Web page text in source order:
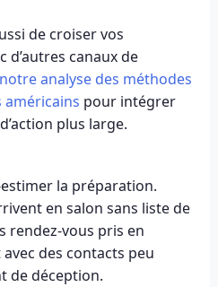
de croiser vos
d’autres canaux de
analyse des méthodes
pour intégrer
plus large.
la préparation.
en salon sans liste de
rendez-vous pris en
des contacts peu
de déception.